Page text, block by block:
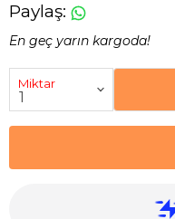
Paylaş:
En geç yarın kargoda!
Miktar